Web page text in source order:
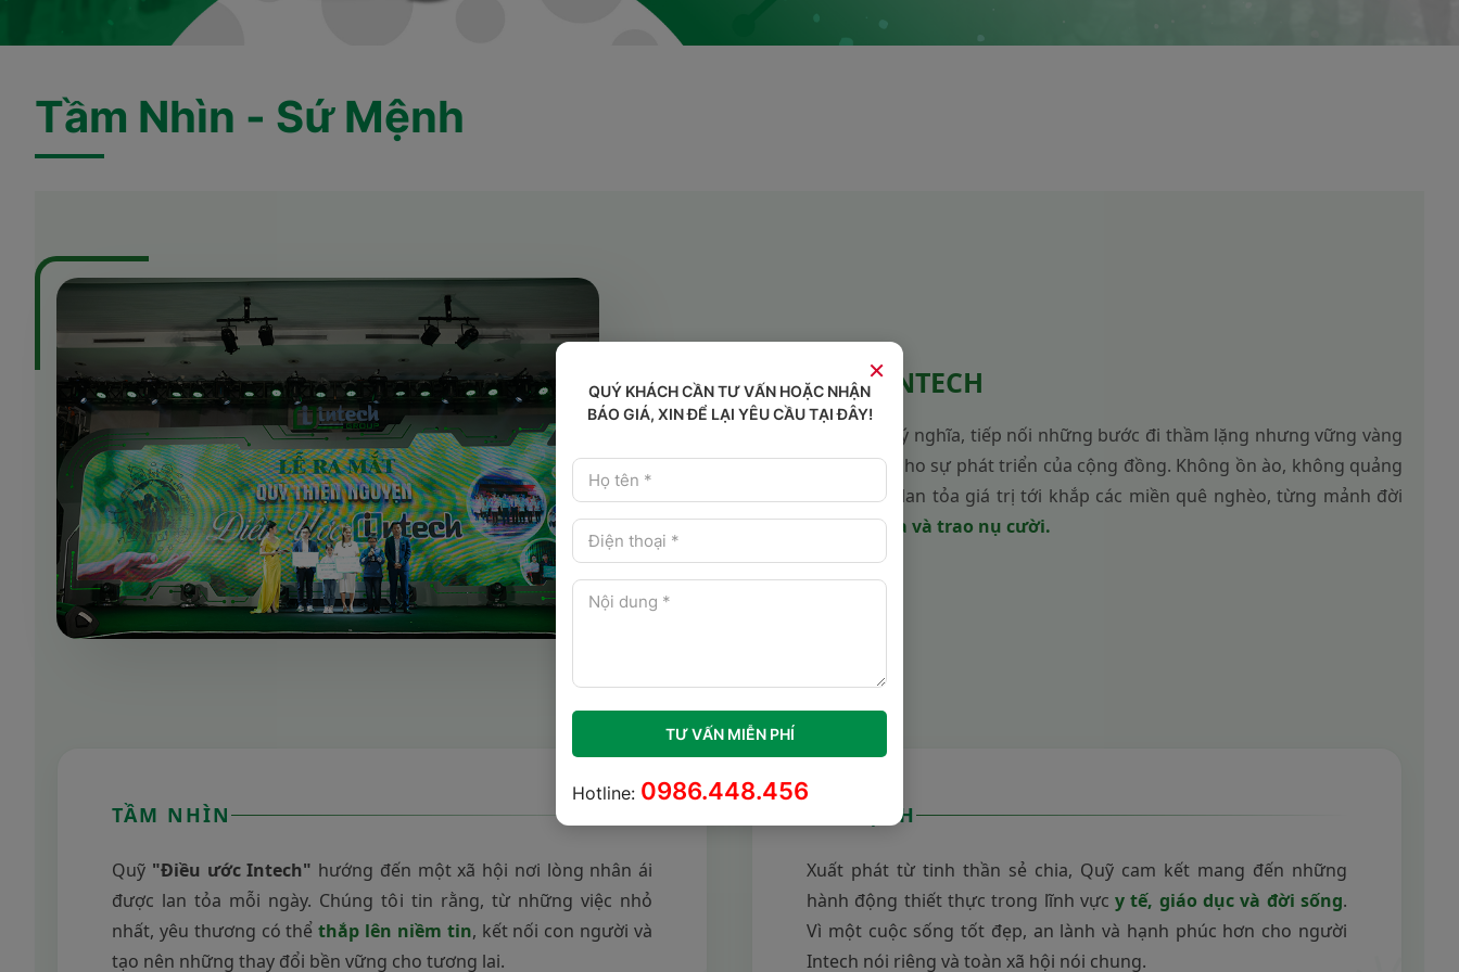
Tầm Nhìn - Sứ Mệnh
QUỸ ĐIỀU ƯỚC INTECH
Là hành trình nhân văn đầy ý nghĩa, tiếp nối những bước đi thầm lặng nhưng vững vàng
trong công cuộc đóng góp cho sự phát triển của cộng đồng. Không ồn ào, không quảng
bá, chúng tôi vẫn âm thầm lan tỏa giá trị tới khắp các miền quê nghèo, từng mảnh đời
bất hạnh đểgiúp đỡ, sẻ chia và trao nụ cười.
TẦM NHÌN
Quỹ "Điều ước Intech" hướng đến một xã hội nơi lòng nhân ái
được lan tỏa mỗi ngày. Chúng tôi tin rằng, từ những việc nhỏ
nhất, yêu thương có thểthắp lên niềm tin, kết nối con người và
tạo nên những thay đổi bền vững cho tương lai.
SỨ MỆNH
Xuất phát từ tinh thần sẻ chia, Quỹ cam kết mang đến những
hành động thiết thực trong lĩnh vựcy tế, giáo dục và đời sống.
Vì một cuộc sống tốt đẹp, an lành và hạnh phúc hơn cho người
Intech nói riêng và toàn xã hội nói chung.
×
QUÝ KHÁCH CẦN TƯ VẤN HOẶC NHẬN
BÁO GIÁ, XIN ĐỂ LẠI YÊU CẦU TẠI ĐÂY!
TƯ VẤN MIỄN PHÍ
Hotline: 0986.448.456